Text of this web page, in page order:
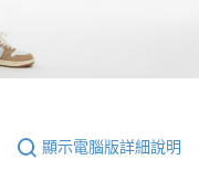
顯示電腦版詳細說明